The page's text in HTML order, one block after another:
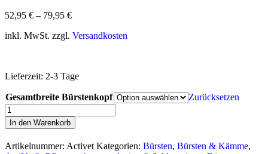
52,95 € – 79,95 €
inkl. MwSt. zzgl. Versandkosten
Lieferzeit: 2-3 Tage
Gesamtbreite Bürstenkopf
Zurücksetzen
ActiVet®
Bürste
(grün)
Menge
In den Warenkorb
Artikelnummer: Activet Kategorien: Bürsten, Bürsten & Kämme,